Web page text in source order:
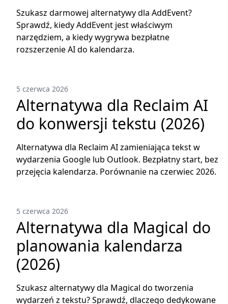
Szukasz darmowej alternatywy dla AddEvent?
Sprawdź, kiedy AddEvent jest właściwym
narzędziem, a kiedy wygrywa bezpłatne
rozszerzenie AI do kalendarza.
5 czerwca 2026
Alternatywa dla Reclaim AI
do konwersji tekstu (2026)
Alternatywa dla Reclaim AI zamieniająca tekst w
wydarzenia Google lub Outlook. Bezpłatny start, bez
przejęcia kalendarza. Porównanie na czerwiec 2026.
5 czerwca 2026
Alternatywa dla Magical do
planowania kalendarza
(2026)
Szukasz alternatywy dla Magical do tworzenia
wydarzeń z tekstu? Sprawdź, dlaczego dedykowane